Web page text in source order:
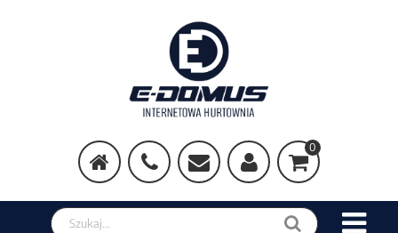
0
Szukaj w sklepie